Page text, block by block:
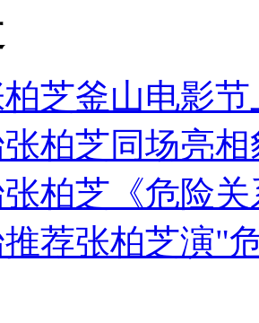
医生回应
政治霸凌主义
言论片面不公正
车翻车
芝釜山电影
柏芝同场亮
柏芝《危险
荐张柏芝演"